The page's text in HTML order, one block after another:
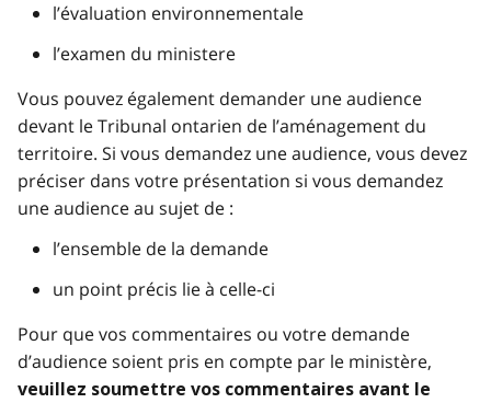
l’évaluation environnementale
l’examen du ministere
Vous pouvez également demander une audience
devant le Tribunal ontarien de l’aménagement du
territoire. Si vous demandez une audience, vous devez
préciser dans votre présentation si vous demandez
une audience au sujet de :
l’ensemble de la demande
un point précis lie à celle-ci
Pour que vos commentaires ou votre demande
d’audience soient pris en compte par le ministère,
veuillez soumettre vos commentaires avant le